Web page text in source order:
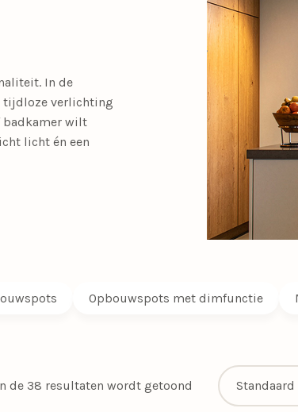
Eettafellampen
met lamp
Plafonnières
Schemerlampen
Slimme
Uplighters
Videverlichting
Segula
Salontafels
SALE tafellampen
SALE opbouwspots
SALE buitenlampen
SALE
SALE
In de
tijdloze verlichting
badkamer wilt
licht én een
Opbouwspots met dimfunctie
de 38 resultaten wordt getoond